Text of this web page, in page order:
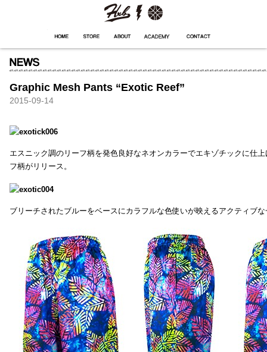
Graphic Mesh Pants “Exotic Reef”
2015-09-14
エスニック調のリーフ柄を発色良好なネオンカラーでエキゾチックに仕
フ柄がリリース。
ブリーチされたブルーをベースにカラフルな色使いが映えるアクティブ